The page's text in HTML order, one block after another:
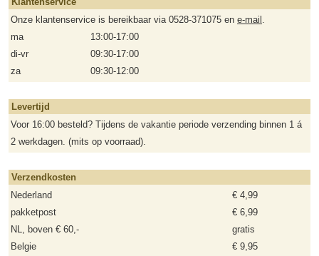
Onze klantenservice is bereikbaar via 0528-371075 en e-mail .
ma
13:00-17:00
di-vr
09:30-17:00
za
09:30-12:00
Levertijd
Voor 16:00 besteld? Tijdens de vakantie periode verzending binnen 1 á
2 werkdagen. (mits op voorraad).
Verzendkosten
Nederland
€ 4,99
pakketpost
€ 6,99
NL, boven € 60,-
gratis
Belgie
€ 9,95